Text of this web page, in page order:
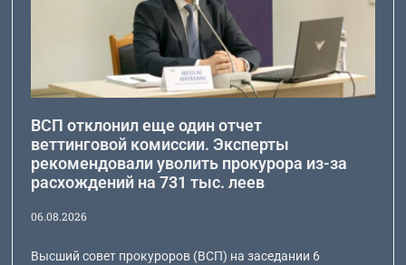
ВСП отклонил еще один отчет
веттинговой комиссии. Эксперты
рекомендовали уволить прокурора из-за
расхождений на 731 тыс. леев
06.08.2026
Высший совет прокуроров (ВСП) на заседании 6